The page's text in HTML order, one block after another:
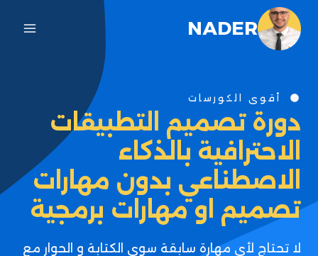
NADER
أقوى الكورسات
دورة تصميم التطبيقات
الاحترافية بالذكاء
الاصطناعي بدون مهارات
تصميم او مهارات برمجية
لا تحتاج لأي مهارة سابقة سوى الكتابة و الحوار مع